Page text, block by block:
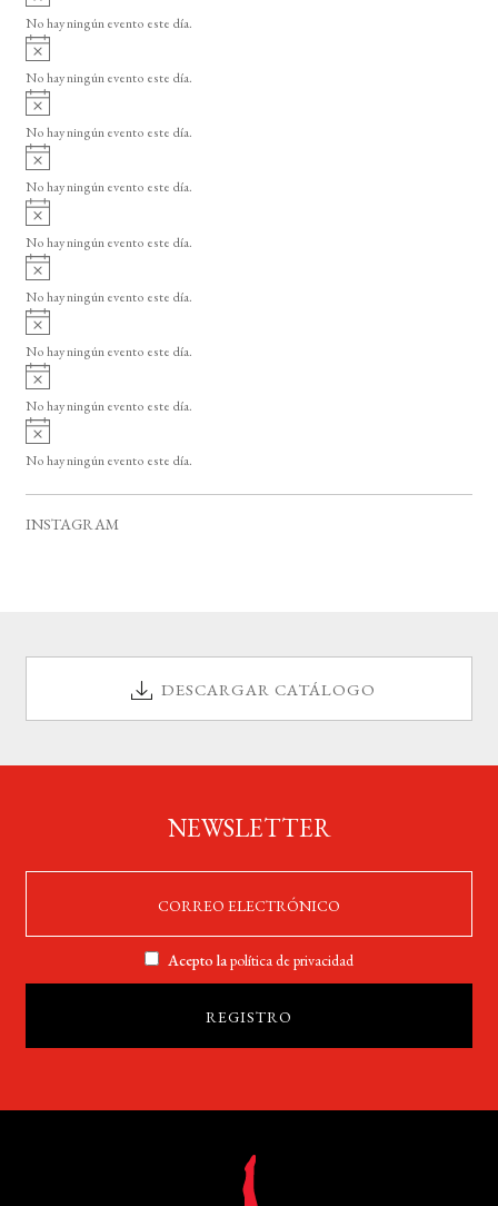
o
v
i
o
No hay ningún evento este día.
A
v
i
o
No hay ningún evento este día.
A
v
i
o
No hay ningún evento este día.
A
v
i
o
No hay ningún evento este día.
A
v
i
o
No hay ningún evento este día.
A
v
i
o
No hay ningún evento este día.
A
v
i
o
No hay ningún evento este día.
A
v
i
o
No hay ningún evento este día.
A
v
i
No hay ningún evento este día.
INSTAGRAM
DESCARGAR CATÁLOGO
NEWSLETTER
Acepto lapolítica de privacidad